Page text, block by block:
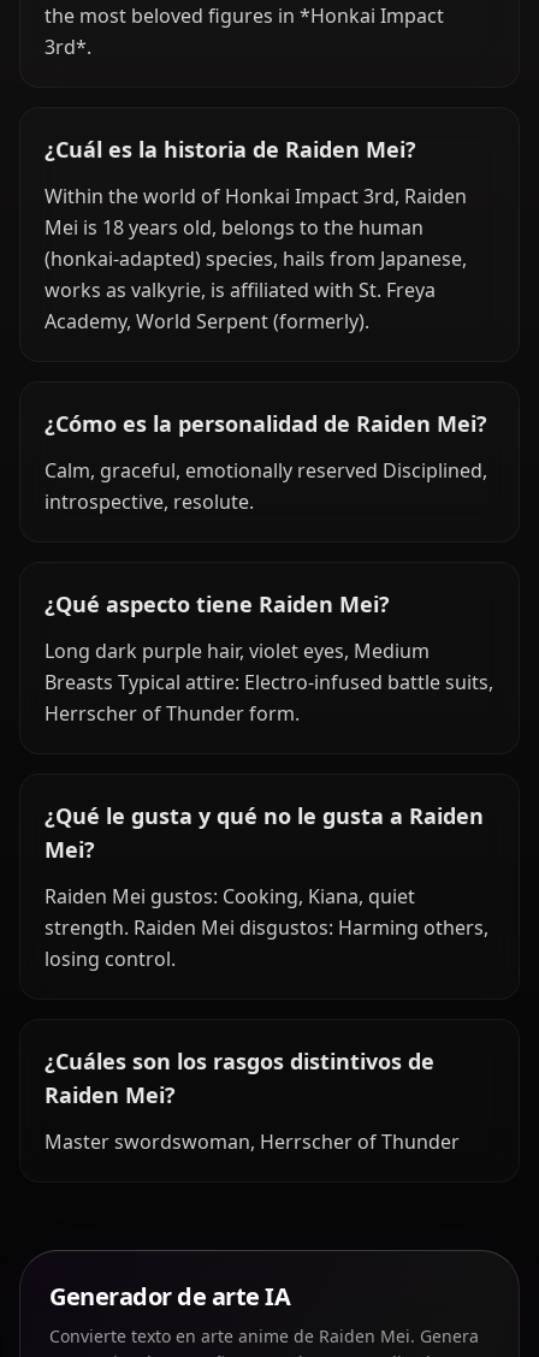
the most beloved figures in *Honkai Impact
3rd*.
¿Cuál es la historia de Raiden Mei?
Within the world of Honkai Impact 3rd, Raiden
Mei is 18 years old, belongs to the human
(honkai-adapted) species, hails from Japanese,
works as valkyrie, is affiliated with St. Freya
Academy, World Serpent (formerly).
¿Cómo es la personalidad de Raiden Mei?
Calm, graceful, emotionally reserved Disciplined,
introspective, resolute.
¿Qué aspecto tiene Raiden Mei?
Long dark purple hair, violet eyes, Medium
Breasts Typical attire: Electro-infused battle suits,
Herrscher of Thunder form.
¿Qué le gusta y qué no le gusta a Raiden
Mei?
Raiden Mei gustos: Cooking, Kiana, quiet
strength. Raiden Mei disgustos: Harming others,
losing control.
¿Cuáles son los rasgos distintivos de
Raiden Mei?
Master swordswoman, Herrscher of Thunder
Generador de arte IA
Convierte texto en arte anime de Raiden Mei. Genera